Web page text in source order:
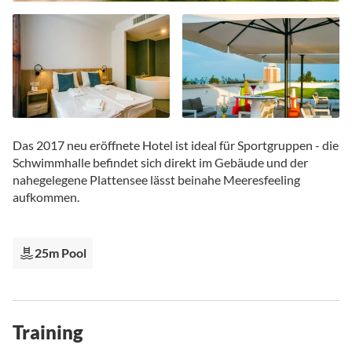
Anfang
der
Bildgalerie
springen
Das 2017 neu eröffnete Hotel ist ideal für Sportgruppen - die
Schwimmhalle befindet sich direkt im Gebäude und der
nahegelegene Plattensee lässt beinahe Meeresfeeling
aufkommen.
25m Pool
Training